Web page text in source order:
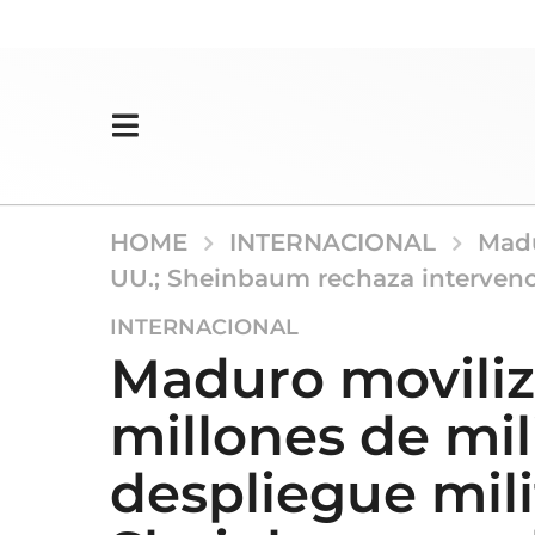
HOME INTERNACIONAL
UU.; Sheinbaum rechaza
1
m
e
s
e
s
a
INTERNACIONAL
Maduro
millones de
despliegue